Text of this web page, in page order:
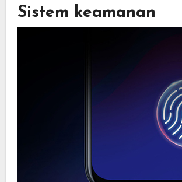
Sistem keamanan